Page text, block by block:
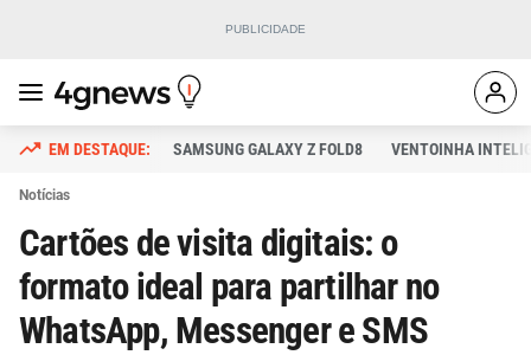
SAMSUNG GALAXY Z FOLD8 VENTOINHA
Notícias
Cartões de visita digitais: o
formato ideal para partilhar no
WhatsApp, Messenger e SMS